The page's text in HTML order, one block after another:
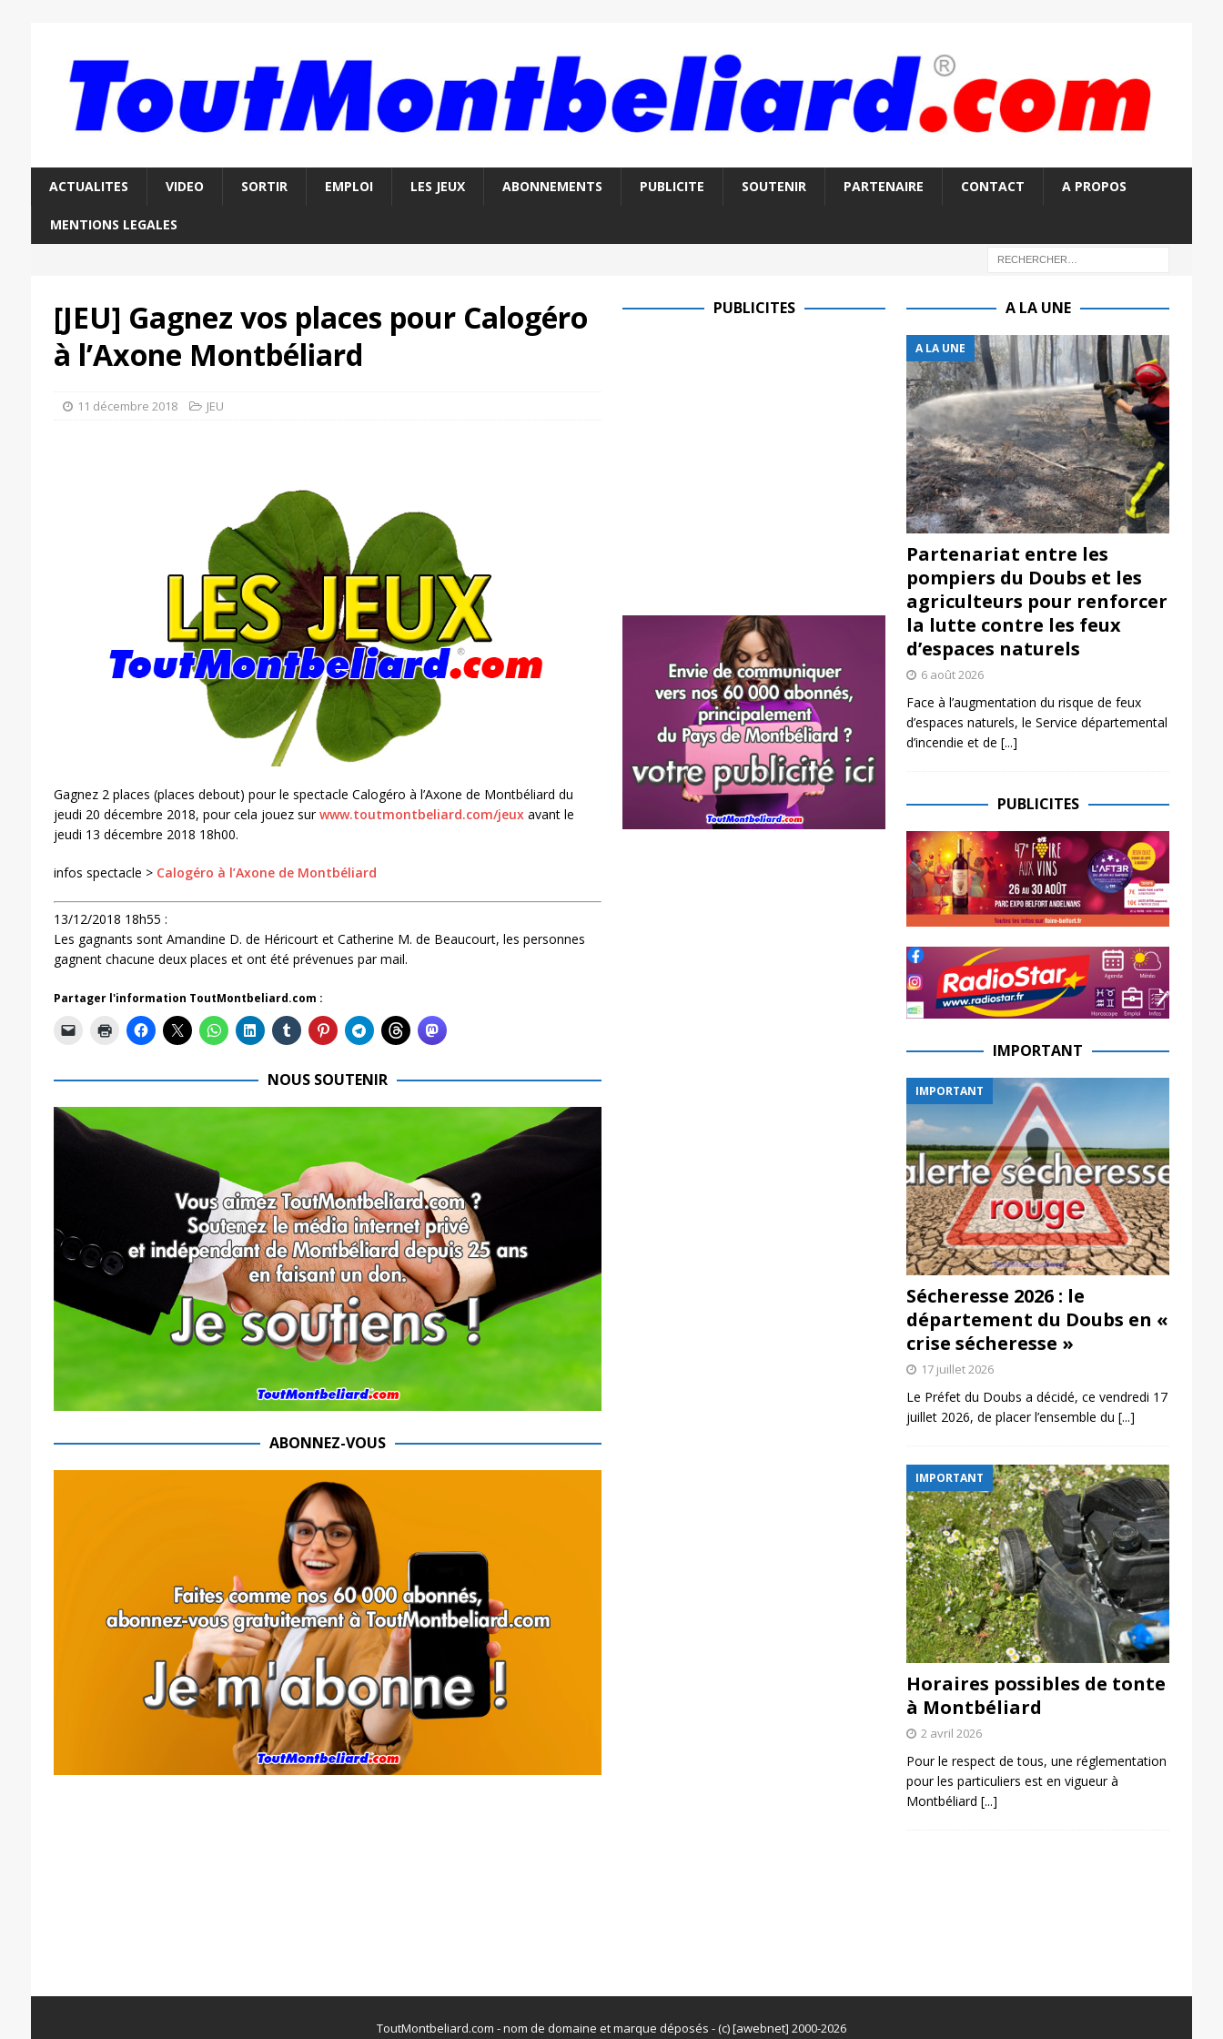
ACTUALITES VIDEO SORTIR EMPLOI LES JEUX ABONNEMENTS PUBLICITE SOUTENIR PARTENAIRE CONTACT A PROPOS
MENTIONS LEGALES
[JEU] Gagnez vos places pour Calogéro
à l’Axone Montbéliard
11 décembre 2018 JEU
Gagnez 2 places (places debout) pour le spectacle Calogéro à l’Axone de Montbéliard du
jeudi 20 décembre 2018, pour cela jouez surwww.toutmontbeliard.com/jeuxavant le
jeudi 13 décembre 2018 18h00.
infos spectacle > Calogéro à l’Axone de Montbéliard
13/12/2018 18h55 :
Les gagnants sont Amandine D. de Héricourt et Catherine M. de Beaucourt, les personnes
gagnent chacune deux places et ont été prévenues par mail.
Partager l'information ToutMontbeliard.com :
NOUS SOUTENIR
ABONNEZ-VOUS
PUBLICITES A LA UNE
A LA UNE
Partenariat entre les
pompiers du Doubs et les
agriculteurs pour renforcer
la lutte contre les feux
d’espaces naturels
6 août 2026
Face à l’augmentation du risque de feux
d’espaces naturels, le Service départemental
d’incendie et de [...]
PUBLICITES
IMPORTANT
IMPORTANT
Sécheresse 2026 : le
département du Doubs en «
crise sécheresse »
17 juillet 2026
Le Préfet du Doubs a décidé, ce vendredi 17
juillet 2026, de placer l’ensemble du [...]
IMPORTANT
Horaires possibles de tonte
à Montbéliard
2 avril 2026
Pour le respect de tous, une réglementation
pour les particuliers est en vigueur à
Montbéliard [...]
ToutMontbeliard.com - nom de domaine et marque déposés - (c) [awebnet] 2000-2026